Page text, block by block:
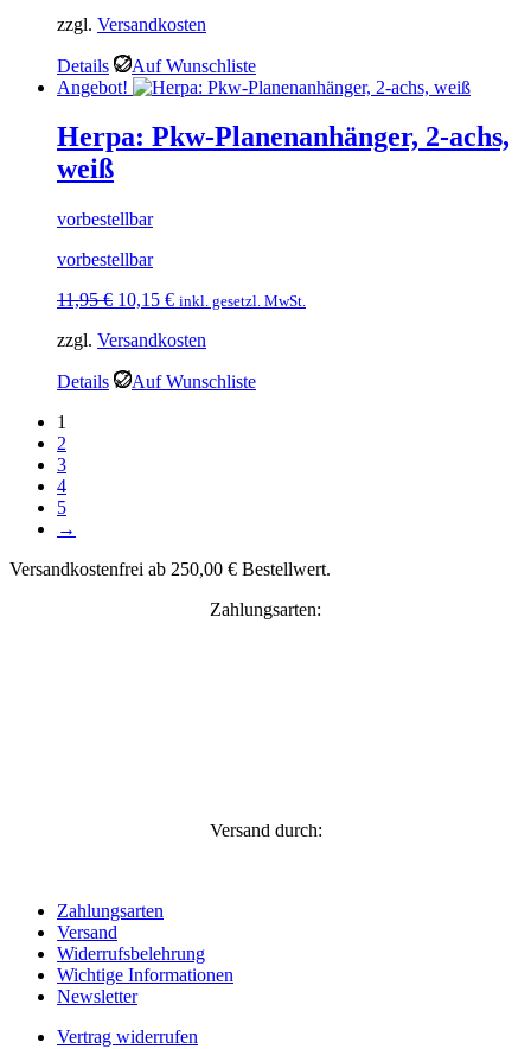
war:
ist:
zzgl. Versandkosten
Details
Auf Wunschliste
Angebot!
Herpa: Pkw-Planenanhänger, 2-achs,
weiß
vorbestellbar
vorbestellbar
11,95€ Ursprünglicher
war:
10,15 €Aktueller
ist:
inkl. gesetzl. MwSt.
zzgl. Versandkosten
Details
Auf Wunschliste
1
2
3
4
5
→
Versandkostenfrei ab 250,00 € Bestellwert.
Zahlungsarten:
Versand durch:
Zahlungsarten
Versand
Widerrufsbelehrung
Wichtige Informationen
Newsletter
Vertrag widerrufen